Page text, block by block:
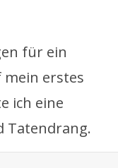
für ein
mein erstes
ich eine
Tatendrang.